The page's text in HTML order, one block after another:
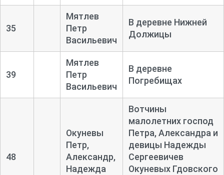
35
Мятлев
Петр
Васильевич
В деревне Нижней
Должицы
39
Мятлев
Петр
Васильевич
В деревне
Погребищах
48
Окуневы
Петр,
Александр,
Надежда
Вотчины
малолетних господ
Петра, Александра и
девицы Надежды
Сергеевичев
Окуневых Гдовского